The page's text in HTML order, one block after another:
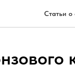
Статьи о